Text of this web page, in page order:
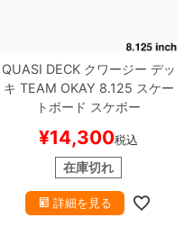
QUASI DECKクワージー デッ
キ TEAM OKAY 8.125 スケー
トボード スケボー
¥14,300税込
在庫切れ
詳細を見る